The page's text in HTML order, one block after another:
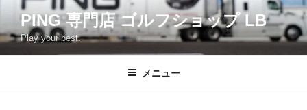
テ
ン
PING 専門店 ゴルフショップ LB
Play your best.
メニュー